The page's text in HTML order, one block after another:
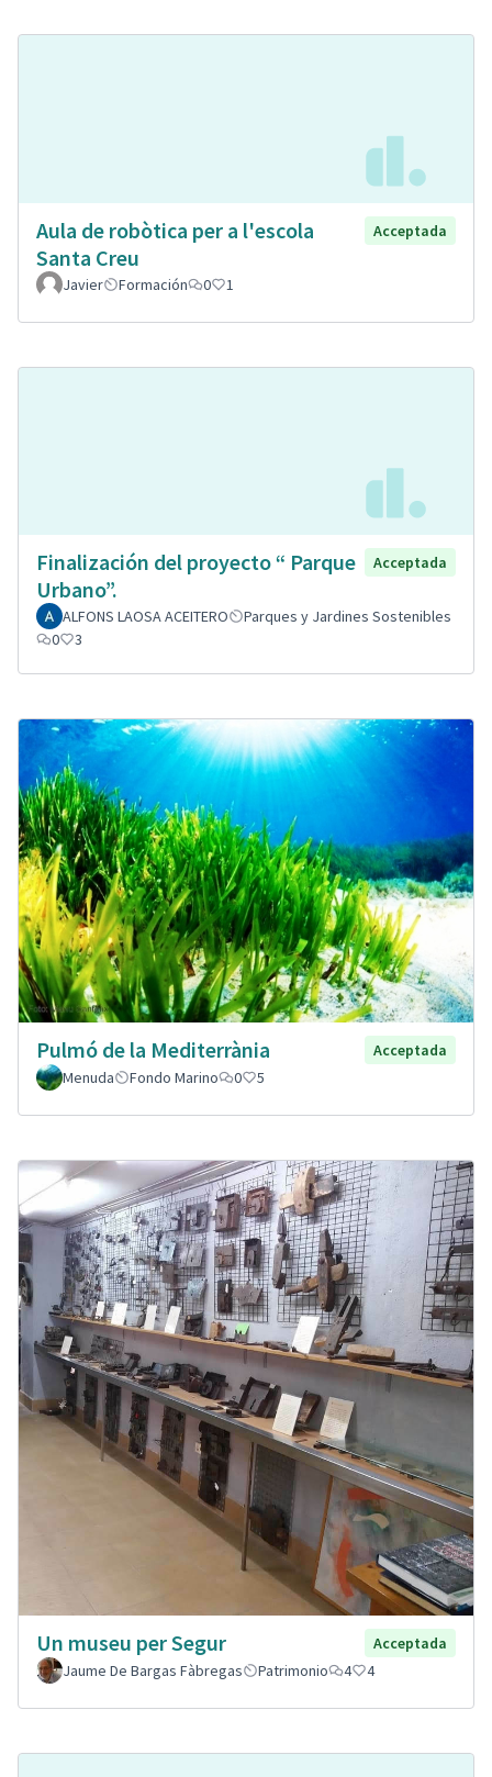
Aula de robòtica per a l'escola
Santa Creu
Acceptada
Javier Formación 0 1
Finalización del proyecto “ Parque
Urbano”.
Acceptada
ALFONS LAOSA ACEITERO
Parques y Jardines Sostenibles
0
3
Pulmó de la Mediterrània
Acceptada
Menuda
Fondo Marino 0 5
Un museu per Segur
Acceptada
Jaume De Bargas Fàbregas
Patrimonio 4 4